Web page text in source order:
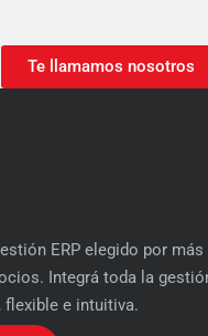
Te llamamos nosotros
ERP elegido por más
Integrá toda la
e intuitiva.